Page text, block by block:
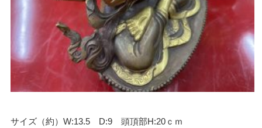
サイズ（約）W:13.5 D:9 頭頂部H:20ｃｍ